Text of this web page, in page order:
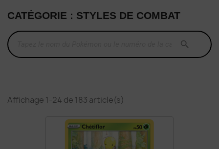
CATÉGORIE : STYLES DE COMBAT

Affichage 1-24 de 183 article(s)